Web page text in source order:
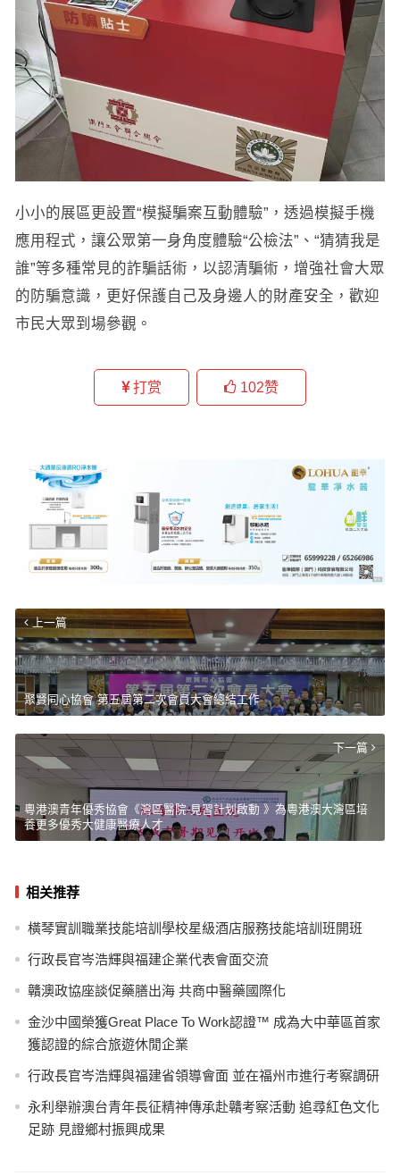
小小的展區更設置“模擬騙案互動體驗”，透過模擬手機
應用程式，讓公眾第一身角度體驗“公檢法”、“猜猜我是
誰”等多種常見的詐騙話術，以認清騙術，增強社會大眾
的防騙意識，更好保護自己及身邊人的財產安全，歡迎
市民大眾到場參觀。
打赏 102赞
上一篇
聚賢同心協會 第五屆第二次會員大會總結工作
下一篇
粵港澳青年優秀協會《灣區醫院-見習計划啟動 》為粵港澳大灣區培
養更多優秀大健康醫療人才
相关推荐
橫琴實訓職業技能培訓學校星級酒店服務技能培訓班開班
行政長官岑浩輝與福建企業代表會面交流
贛澳政協座談促藥膳出海 共商中醫藥國際化
金沙中國榮獲Great Place To Work認證™ 成為大中華區首家
獲認證的綜合旅遊休閒企業
行政長官岑浩輝與福建省領導會面 並在福州市進行考察調研
永利舉辦澳台青年長征精神傳承赴贛考察活動 追尋紅色文化
足跡 見證鄉村振興成果